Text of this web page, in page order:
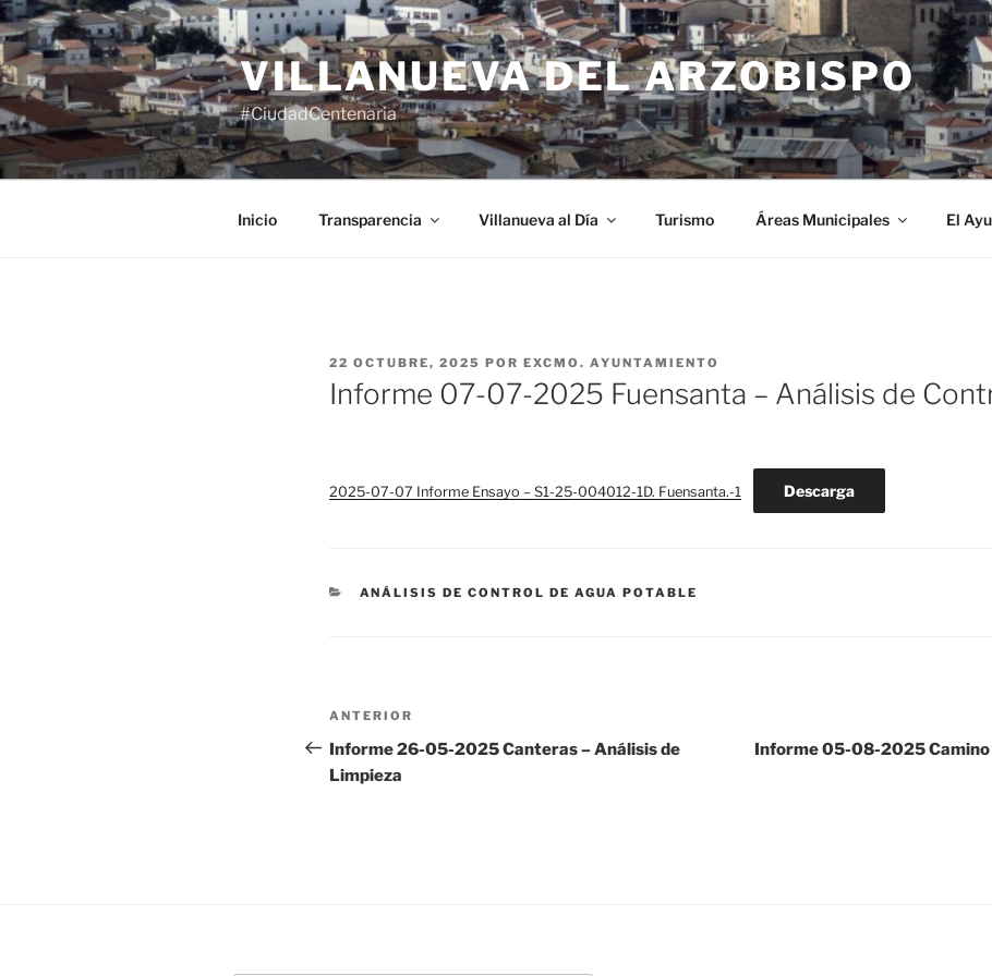
Saltar
al
contenido
VILLANUEVA DEL ARZOBISPO
#CiudadCentenaria
Inicio Transparencia Villanueva al Día Turismo Áreas Municipales El
PUBLICADO
EL
22 OCTUBRE, 2025 POR EXCMO. AYUNTAMIENTO
Informe 07-07-2025 Fuensanta – Análisis de
2025-07-07 Informe Ensayo – S1-25-004012-1D. Fuensanta.-1 Descarga
CATEGORÍAS
ANÁLISIS DE CONTROL DE AGUA POTABLE
Navegación
de
entradas
Entrada
anterior:
ANTERIOR
Informe 26-05-2025 Canteras – Análisis de
Limpieza
Informe 05-08-2025 Camino